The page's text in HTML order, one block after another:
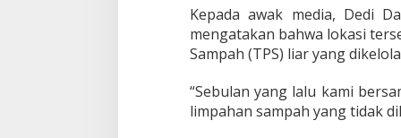
Kepada awak media, Dedi
mengatakan bahwa lokasi
Sampah (TPS) liar yang
“Sebulan yang lalu kami
limpahan sampah yang tidak